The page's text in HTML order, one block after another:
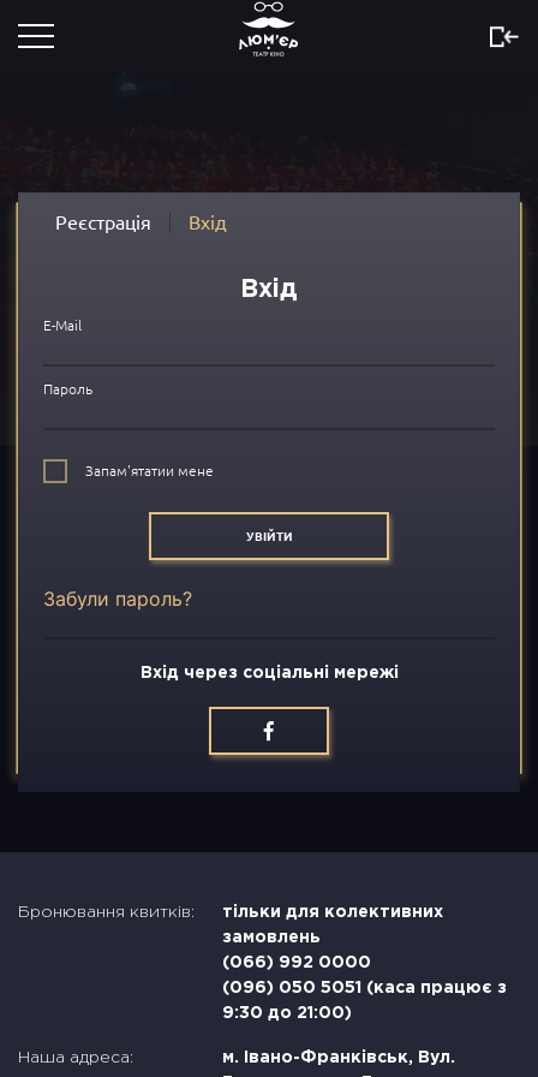
Новини
Сертифікати
Контакти
Реєстрація Вхід
Вхід
E-Mail
Пароль
Запам'ятатии мене
УВІЙТИ
Забули пароль?
Вхід через соціальні мережі
Бронювання квитків:
тільки для колективних
замовлень
(066) 992 0000
(096) 050 5051 (каса працює з
9:30 до 21:00)
Наша адреса:
м. Івано-Франківськ, Вул.